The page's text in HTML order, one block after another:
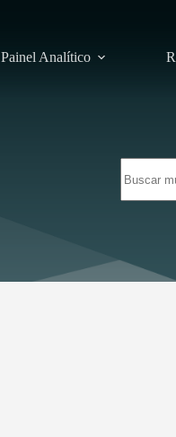
Painel Analítico
resultados